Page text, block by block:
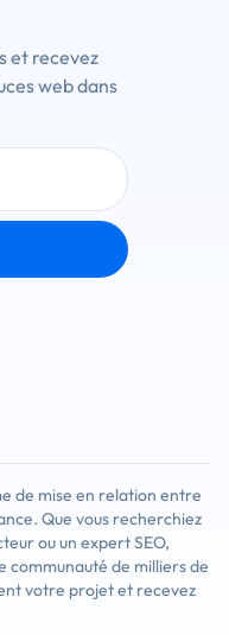
et recevez
web dans
de mise en relation entre
Que vous recherchiez
ou un expert SEO,
de milliers de
votre projet et recevez